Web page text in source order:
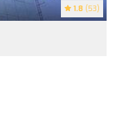
1.8 (53)